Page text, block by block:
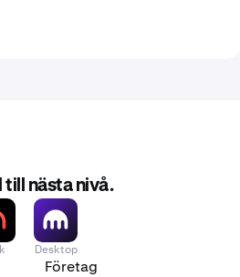
till nästa nivå.
Desktop
Företag